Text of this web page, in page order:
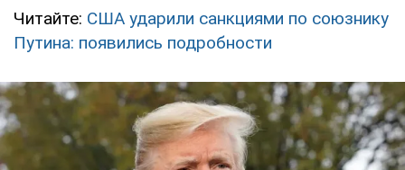
Читайте: США ударили санкциями по союзнику
Путина: появились подробности